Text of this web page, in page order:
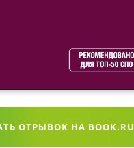
ОТРЫВОК НА BOOK.RU